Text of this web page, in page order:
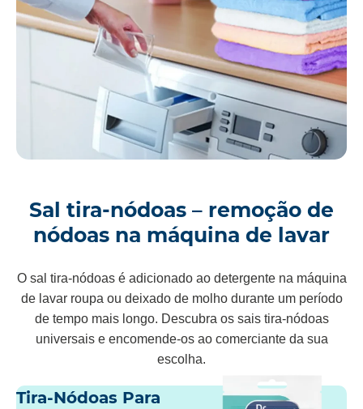
Sal tira-nódoas – remoção de
nódoas na máquina de lavar
O sal tira-nódoas é adicionado ao detergente na máquina
de lavar roupa ou deixado de molho durante um período
de tempo mais longo. Descubra os sais tira-nódoas
universais e encomende-os ao comerciante da sua
escolha.
Tira-Nódoas Para